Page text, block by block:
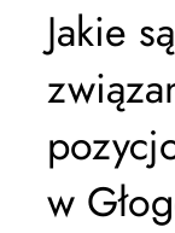
Jakie
w